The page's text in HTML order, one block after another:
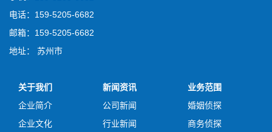
电话：159-5205-6682
邮箱：159-5205-6682
地址： 苏州市
关于我们
企业简介
企业文化
新闻资讯
公司新闻
行业新闻
业务范围
婚姻侦探
商务侦探